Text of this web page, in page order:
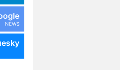
NEWS